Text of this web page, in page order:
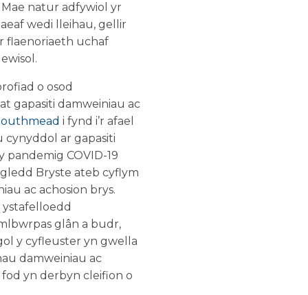
natur adfywiol yr
wedi lleihau, gellir
flaenoriaeth uchaf
o osod
gapasiti damweiniau ac
i fynd i’r afael
cynyddol ar gapasiti
COVID-19
Bryste ateb cyflym
ac achosion brys.
ystafelloedd
glân a budr,
y cyfleuster yn gwella
damweiniau ac
yn derbyn cleifion o